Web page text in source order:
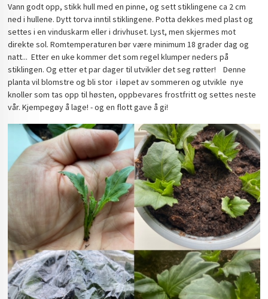
Vann godt opp, stikk hull med en pinne, og sett stiklingene ca 2 cm
ned i hullene. Dytt torva inntil stiklingene. Potta dekkes med plast og
settes i en vinduskarm eller i drivhuset. Lyst, men skjermes mot
direkte sol. Romtemperaturen bør være minimum 18 grader dag og
natt... Etter en uke kommer det som regel klumper neders på
stiklingen. Og etter et par dager til utvikler det seg røtter! Denne
planta vil blomstre og bli stor i løpet av sommeren og utvikle nye
knoller som tas opp til høsten, oppbevares frostfritt og settes neste
vår. Kjempegøy å lage! - og en flott gave å gi!